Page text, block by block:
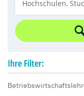
Ihre Filter: